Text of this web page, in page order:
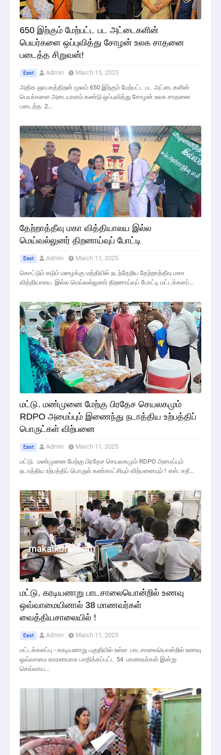
650 இற்கும் மேற்பட்ட பட அட்டைகளின்
பெயர்களை ஒப்புவித்து சோழன் உலக சாதனை
படைத்த சிறுவன்!
East Admin
March 15, 2025
அதிக ஞாபகத்திறன் மூலம் 650 இற்கும் மேற்பட்ட பட அட்டைகளின்
பெயர்களை அடையாளம் கண்டு ஒப்புவித்து சோழன் உலக சாதனை
படைத்த 2…
தேற்றாத்தீவு மகா வித்தியாலய இல்ல
மெய்வல்லுனர் திறனாய்வுப் போட்டி
East Admin
March 11, 2025
கொட்டும் கடும் மழைக்கு மத்தியில் நடந்தேறிய தேற்றாத்தீவு மகா
வித்தியாலய இல்ல மெய்வல்லுனர் திறனாய்வுப் போட்டி மட்டக்களப்…
மட்டு. மண்முனை மேற்கு பிரதேச செயலகமும்
RDPO அமைப்பும் இணைந்து நடாத்திய உற்பத்திப்
பொருட்கள் விற்பனை
East Admin
March 11, 2025
மட்டு. மண்முனை மேற்கு பிரதேச செயலகமும் RDPO அமைப்பும்
நடாத்திய உற்பத்திப் பொருள் கண்காட்சியும் விற்பனையும் ! எஸ். சதீ…
மட்டு. கரடியனாறு பாடசாலையொன்றில் உணவு
ஒவ்வாமையினால் 38 மாணவர்கள்
வைத்தியசாலையில் !
East Admin
March 11, 2025
மட்டக்களப்பு - கரடியனாறு பகுதியில் உள்ள பாடசாலையொன்றில் உணவு
ஒவ்வாமை காரணமாக பாதிக்கப்பட்ட 54 மாணவர்கள் இன்று
செவ்வாய…